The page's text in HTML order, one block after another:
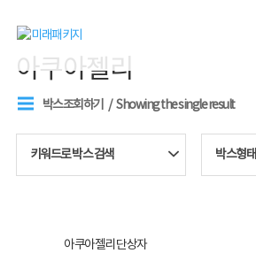
아쿠아젤리
박스조회하기 Showing the single result
키워드로 박스 검색 박스형태
아쿠아젤리 단상자